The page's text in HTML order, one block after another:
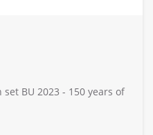
BU 2023 - 150 years of